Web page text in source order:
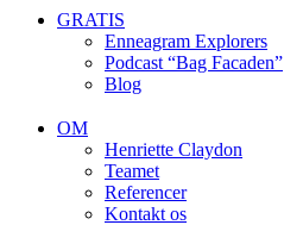
GRATIS
Enneagram Explorers
Podcast “Bag Facaden”
Blog
OM
Henriette Claydon
Teamet
Referencer
Kontakt os